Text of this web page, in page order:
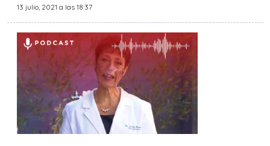
13 julio, 2021 a las 18:37